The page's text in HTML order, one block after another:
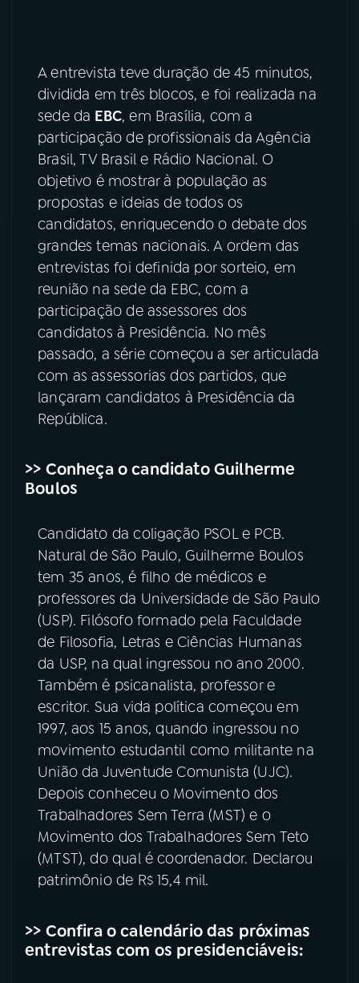
A entrevista teve duração de 45 minutos,
dividida em três blocos, e foi realizada na
sede da EBC, em Brasília, com a
participação de profissionais da Agência
Brasil, TV Brasil e Rádio Nacional. O
objetivo é mostrar à população as
propostas e ideias de todos os
candidatos, enriquecendo o debate dos
grandes temas nacionais. A ordem das
entrevistas foi definida por sorteio, em
reunião na sede da EBC, com a
participação de assessores dos
candidatos à Presidência. No mês
passado, a série começou a ser articulada
com as assessorias dos partidos, que
lançaram candidatos à Presidência da
República.
>> Conheça o candidato Guilherme
Boulos
Candidato da coligação PSOL e PCB.
Natural de São Paulo, Guilherme Boulos
tem 35 anos, é filho de médicos e
professores da Universidade de São Paulo
(USP). Filósofo formado pela Faculdade
de Filosofia, Letras e Ciências Humanas
da USP, na qual ingressou no ano 2000.
Também é psicanalista, professor e
escritor. Sua vida política começou em
1997, aos 15 anos, quando ingressou no
movimento estudantil como militante na
União da Juventude Comunista (UJC).
Depois conheceu o Movimento dos
Trabalhadores Sem Terra (MST) e o
Movimento dos Trabalhadores Sem Teto
(MTST), do qual é coordenador. Declarou
patrimônio de R$ 15,4 mil.
>> Confira o calendário das próximas
entrevistas com os presidenciáveis: